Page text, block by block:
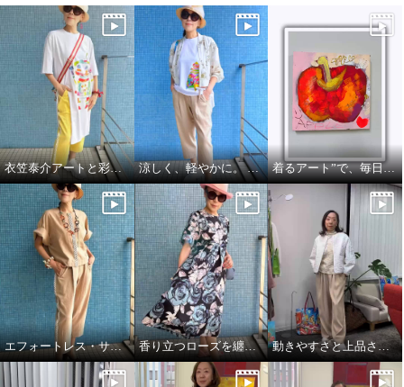
衣笠泰介アートと彩りを楽しむ夏スタイル 涼しく、軽やかに。 それでいて、きちんと美しい。 着るアート”で、毎日をもっと自由に🍎🍏
エフォートレス・サファリエレガンス 香り立つローズを纏う、エフォートレスワンピース 動きやすさと上品さ、どちらも大切にした大人スタイル